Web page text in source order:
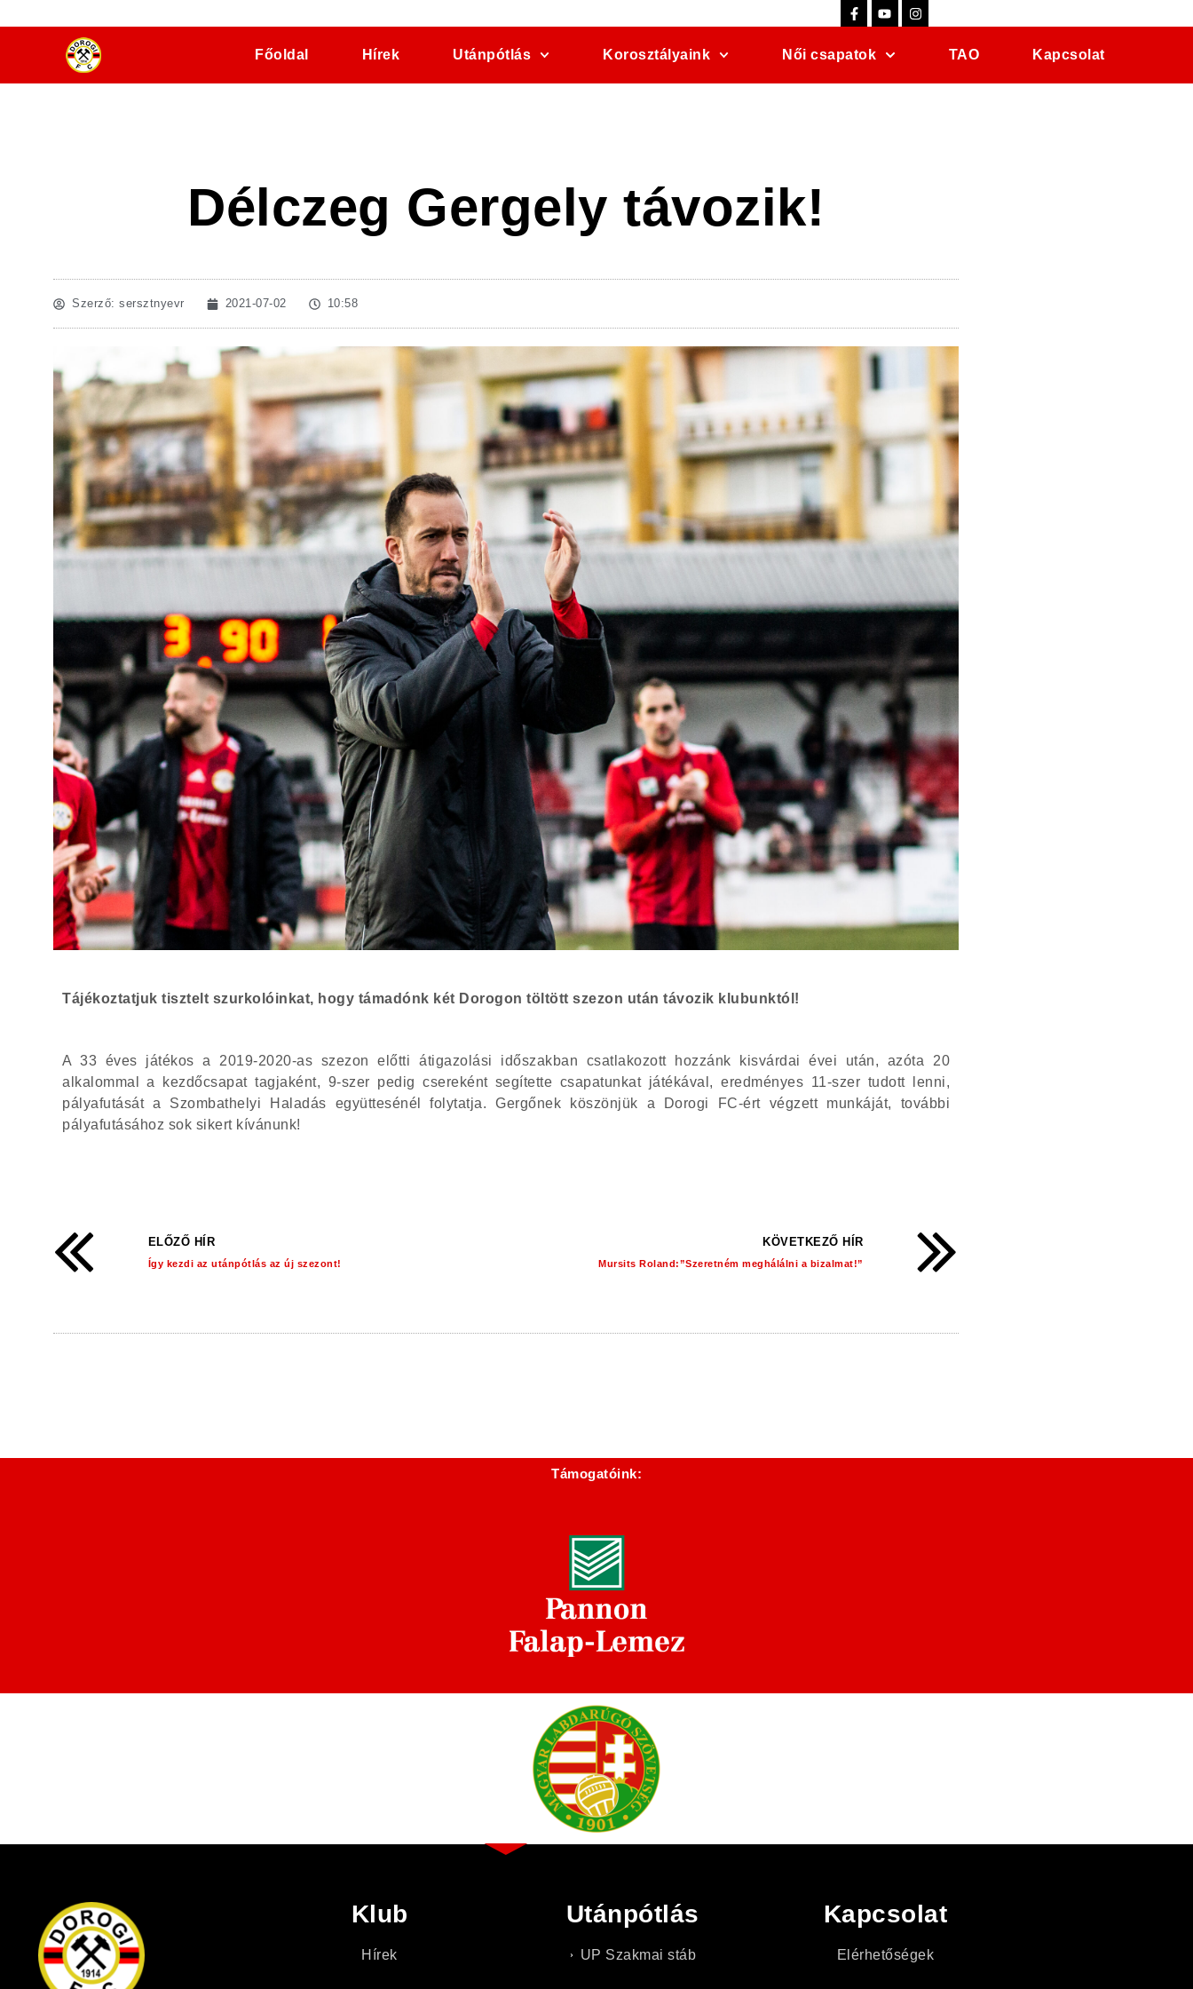
Főoldal Hírek Utánpótlás Korosztályaink Női csapatok TAO Kapcsolat
Délczeg Gergely távozik!
Szerző: sersztnyevr 2021-07-02 10:58
Tájékoztatjuk tisztelt szurkolóinkat, hogy támadónk két Dorogon töltött szezon után távozik klubunktól!
A 33 éves játékos a 2019-2020-as szezon előtti átigazolási időszakban csatlakozott hozzánk kisvárdai évei után, azóta 20
alkalommal a kezdőcsapat tagjaként, 9-szer pedig csereként segítette csapatunkat játékával, eredményes 11-szer tudott lenni,
pályafutását a Szombathelyi Haladás együttesénél folytatja. Gergőnek köszönjük a Dorogi FC-ért végzett munkáját, további
pályafutásához sok sikert kívánunk!
ELŐZŐ HÍR
Így kezdi az utánpótlás az új szezont!
KÖVETKEZŐ HÍR
Mursits Roland:”Szeretném meghálálni a bizalmat!”
Támogatóink:
Klub
Hírek
Utánpótlás
UP Szakmai stáb
Kapcsolat
Elérhetőségek